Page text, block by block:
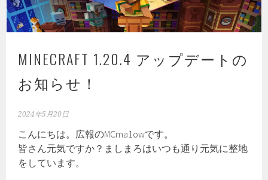
MINECRAFT 1.20.4 アップデートの
お知らせ！
2024年5月20日
こんにちは。広報のMCma1owです。
皆さん元気ですか？ましまろはいつも通り元気に整地
をしています。